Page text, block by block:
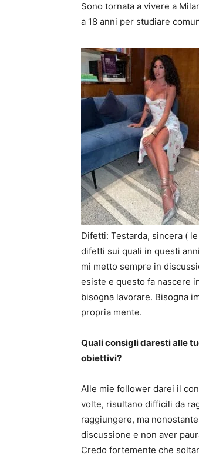
Sono tornata a vivere a
a 18 anni per studiare
Difetti: Testarda, sincera (
difetti sui quali in questi
mi metto sempre in
esiste e questo fa nascere
bisogna lavorare. Bisogna
propria mente.
Quali consigli daresti alle
obiettivi?
Alle mie follower darei il
volte, risultano difficili da
raggiungere, ma
discussione e non aver
Credo fortemente che